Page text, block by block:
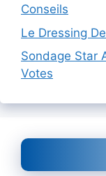
Conseils
Le Dressing
Sondage Star
Votes